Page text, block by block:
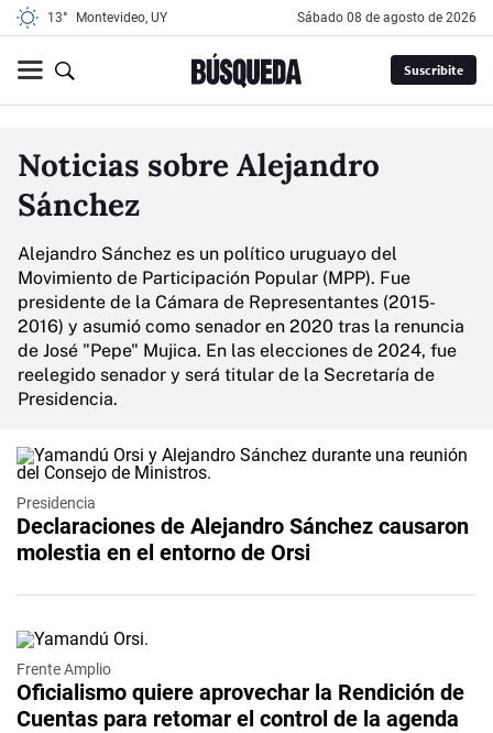
13° Montevideo, UY sábado 08 de agosto de 2026
Suscribite
Noticias sobre Alejandro
Sánchez
Alejandro Sánchez es un político uruguayo del
Movimiento de Participación Popular (MPP). Fue
presidente de la Cámara de Representantes (2015-
2016) y asumió como senador en 2020 tras la renuncia
de José "Pepe" Mujica. En las elecciones de 2024, fue
reelegido senador y será titular de la Secretaría de
Presidencia.
Presidencia
Declaraciones de Alejandro Sánchez causaron
molestia en el entorno de Orsi
Frente Amplio
Oficialismo quiere aprovechar la Rendición de
Cuentas para retomar el control de la agenda